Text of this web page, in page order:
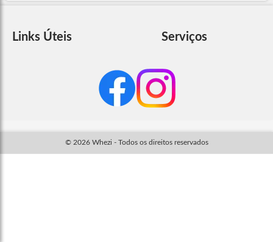
Links Úteis Serviços
© 2026 Whezi - Todos os direitos reservados